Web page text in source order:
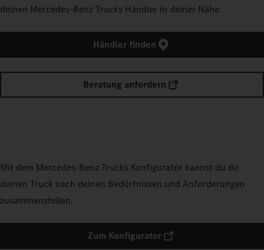
deinen Mercedes-Benz Trucks Händler in deiner Nähe.
Händler finden
Beratung anfordern
Mit dem Mercedes‑Benz Trucks Konfigurator kannst du dir
deinen Truck nach deinen Bedürfnissen und Anforderungen
zusammenstellen.
Zum Konfigurator